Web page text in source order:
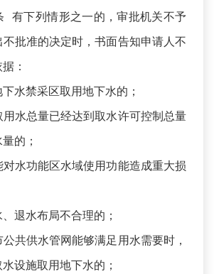
下列情形之一的，审批机关不予
批准的决定时，书面告知申请人不
：
禁采区取用地下水的；
总量已经达到取水许可控制总量
的；
功能区水域使用功能造成重大损
水布局不合理的；
供水管网能够满足用水需要时，
设施取用地下水的；